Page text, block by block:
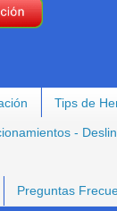
Tips de
-
Preguntas